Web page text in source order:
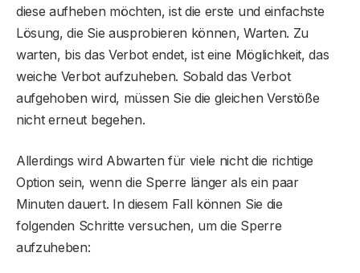
diese aufheben möchten, ist die erste und einfachste
Lösung, die Sie ausprobieren können, Warten. Zu
warten, bis das Verbot endet, ist eine Möglichkeit, das
weiche Verbot aufzuheben. Sobald das Verbot
aufgehoben wird, müssen Sie die gleichen Verstöße
nicht erneut begehen.
Allerdings wird Abwarten für viele nicht die richtige
Option sein, wenn die Sperre länger als ein paar
Minuten dauert. In diesem Fall können Sie die
folgenden Schritte versuchen, um die Sperre
aufzuheben: